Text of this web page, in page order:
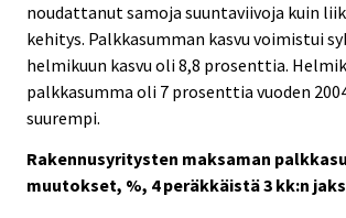
noudattanut samoja suuntaviivoja kuin
kehitys. Palkkasumman kasvu voimistui
helmikuun kasvu oli 8,8 prosenttia.
palkkasumma oli 7 prosenttia vuoden
suurempi.
Rakennusyritysten maksaman
muutokset, %, 4 peräkkäistä 3 kk:n